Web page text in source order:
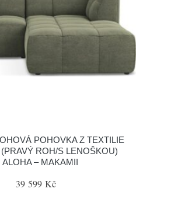
POHOVKA Z TEXTILIE
ROH/S LENOŠKOU)
ALOHA – MAKAMII
39 599 Kč